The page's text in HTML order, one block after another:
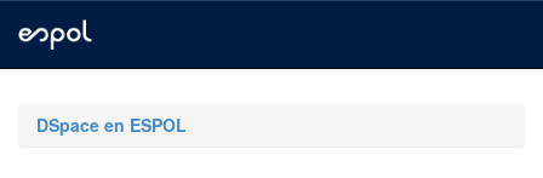
navigationDSpace en ESPOL